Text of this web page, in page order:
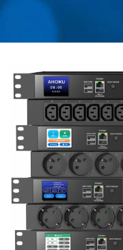
DE
DE
DE